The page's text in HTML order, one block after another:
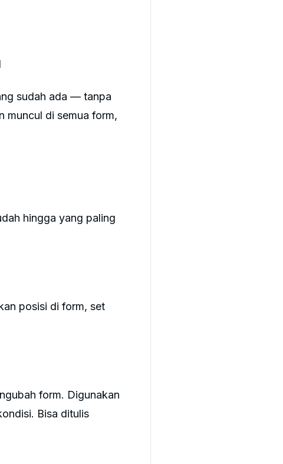
sudah ada — tanpa
muncul di semua form,
hingga yang paling
posisi di form, set
form. Digunakan
Bisa ditulis